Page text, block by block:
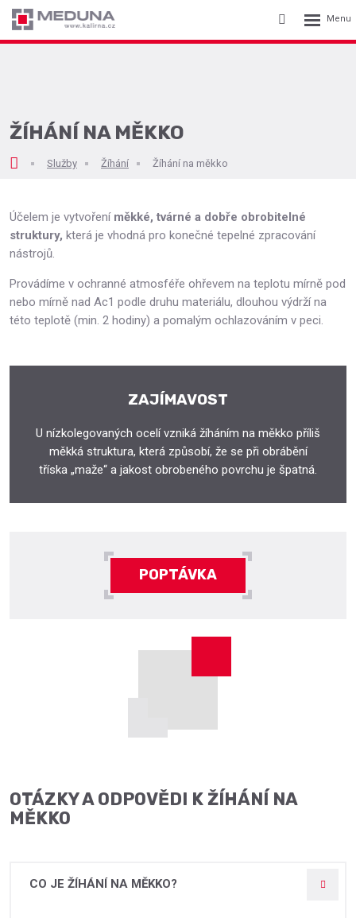
Vyhledávání
Rozbalení
ŽÍHÁNÍ NA MĚKKO
Služby Žíhání Žíhání na měkko
Účelem je vytvoření měkké, tvárné a dobře obrobitelné
struktury, která je vhodná pro konečné tepelné zpracování
nástrojů.
Provádíme v ochranné atmosféře ohřevem na teplotu mírně pod
nebo mírně nad Ac1 podle druhu materiálu, dlouhou výdrží na
této teplotě (min. 2 hodiny) a pomalým ochlazováním v peci.
ZAJÍMAVOST
U nízkolegovaných ocelí vzniká žíháním na měkko příliš
měkká struktura, která způsobí, že se při obrábění
tříska „maže“ a jakost obrobeného povrchu je špatná.
POPTÁVKA
OTÁZKY A ODPOVĚDI K ŽÍHÁNÍ NA
MĚKKO
CO JE ŽÍHÁNÍ NA MĚKKO?